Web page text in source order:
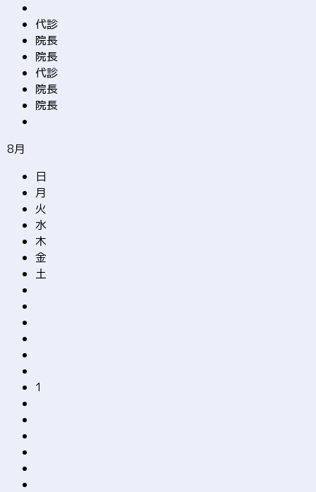
代診
院長
院長
代診
院長
院長
8月
日
月
火
水
木
金
土
1